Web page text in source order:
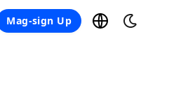
Mag-sign Up